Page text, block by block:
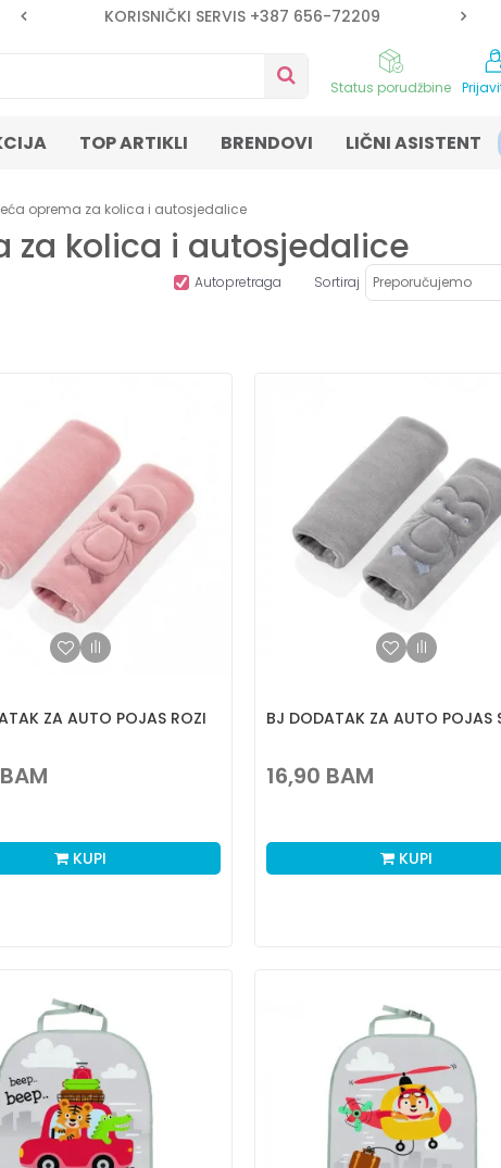
KORISNIČKI SERVIS +387 656-72209
Status porudžbine
TOP ARTIKLI BRENDOVI LIČNI ASISTENT
oprema za kolica i autosjedalice
za kolica i autosjedalice
Autopretraga Sortiraj
ZA AUTO POJAS ROZI
BAM
KUPI
BJ DODATAK ZA AUTO POJAS
16,90 BAM
KUPI